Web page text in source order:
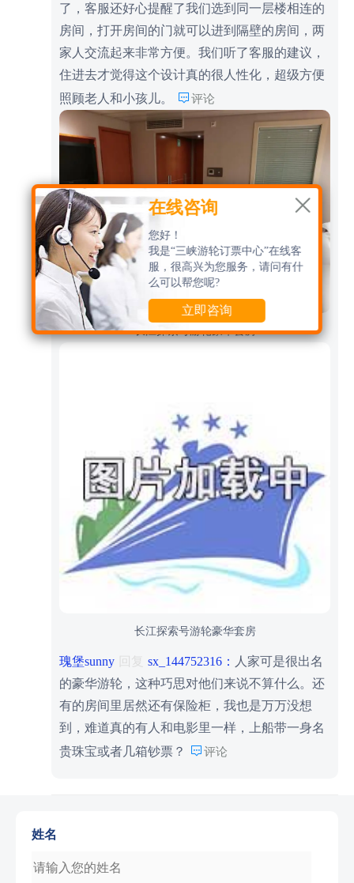
了，客服还好心提醒了我们选到同一层楼相连的
房间，打开房间的门就可以进到隔壁的房间，两
家人交流起来非常方便。我们听了客服的建议，
住进去才觉得这个设计真的很人性化，超级方便
照顾老人和小孩儿。
评论
长江探索号游轮豪华套房
长江探索号游轮豪华套房
瑰堡sunny 回复 sx_144752316：
人家可是很出名
的豪华游轮，这种巧思对他们来说不算什么。还
有的房间里居然还有保险柜，我也是万万没想
到，难道真的有人和电影里一样，上船带一身名
贵珠宝或者几箱钞票？
评论
姓名

在线咨询
您好！
我是“三峡游轮订票中心”在线客
服，很高兴为您服务，请问有什
么可以帮您呢?
立即咨询